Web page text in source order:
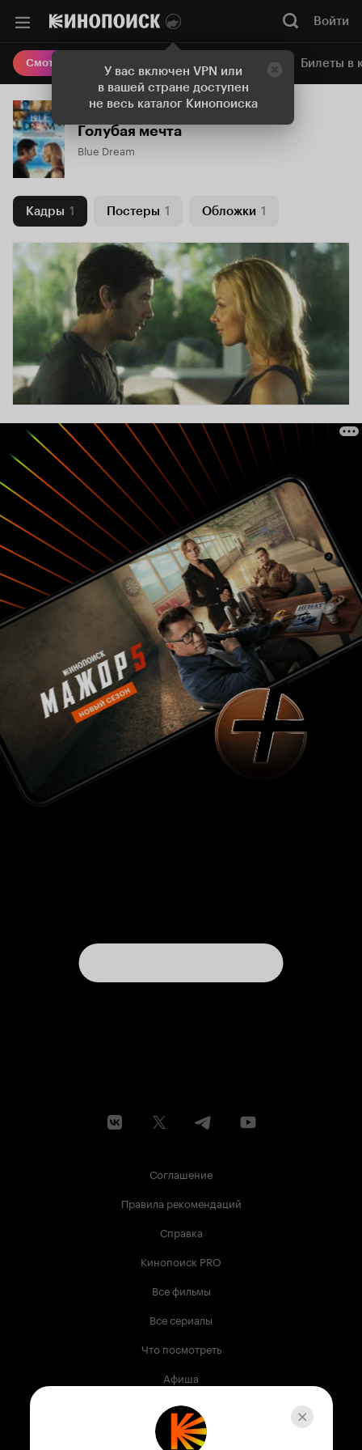
У вас включен VPN или
в вашей стране доступен
не весь каталог Кинопоиска
Войти
Смотреть кино Онлайн-кинотеатр Билеты в
Голубая мечта
Blue Dream
Кадры 1 Постеры 1 Обложки 1
Соглашение
Правила рекомендаций
Справка
Кинопоиск PRO
Все фильмы
Все сериалы
Что посмотреть
Афиша
Музыка
Телепрограмма